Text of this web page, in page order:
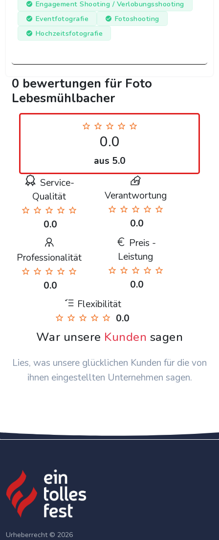
Engagement Shooting / Verlobungsshooting
Eventfotografie
Fotoshooting
Hochzeitsfotografie
0 bewertungen für Foto
Lebesmühlbacher
0.0
aus 5.0
Service-
Qualität
0.0
Verantwortung
0.0
Professionalität
0.0
Preis -
Leistung
0.0
Flexibilität
0.0
War unsere Kunden sagen
Lies, was unsere glücklichen Kunden für die von
ihnen eingestellten Unternehmen sagen.
Urheberrecht © 2026